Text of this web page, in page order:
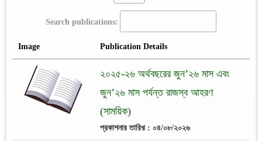
Search publications:
Image Publication Details
২০২৫-২৬ অর্থবছরের জুন’২৬ মাস এবং
জুন’২৬ মাস পর্যন্ত রাজস্ব আহরণ
(সাময়িক)
প্রকাশনার তারিখ় : ০৪/০৮/২০২৬